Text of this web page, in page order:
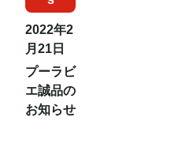
2022年2
月21日
プーラビ
エ誠品の
お知らせ